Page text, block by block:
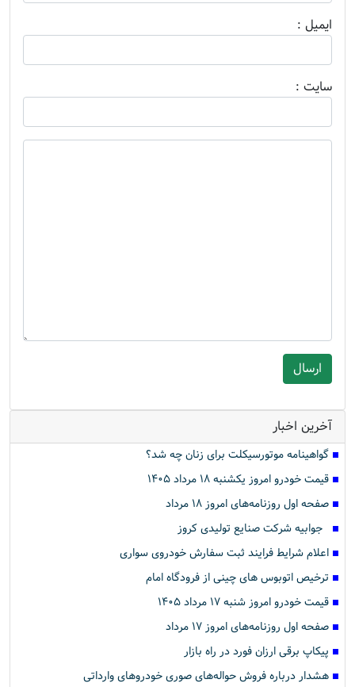
ايميل :
سايت :
آخرین اخبار
گواهینامه موتورسیکلت برای زنان چه شد؟
قیمت خودرو امروز یکشنبه ۱۸ مرداد ۱۴۰۵
صفحه اول روزنامه‌های امروز ۱۸ مرداد
جوابیه شرکت صنایع تولیدی کروز
اعلام شرایط فرایند ثبت سفارش خودروی سواری
ترخیص اتوبوس های چینی از فرودگاه امام
قیمت خودرو امروز شنبه ۱۷ مرداد ۱۴۰۵
صفحه اول روزنامه‌های امروز ۱۷ مرداد
پیکاپ برقی ارزان فورد در راه بازار
هشدار درباره فروش حواله‌های صوری خودروهای وارداتی